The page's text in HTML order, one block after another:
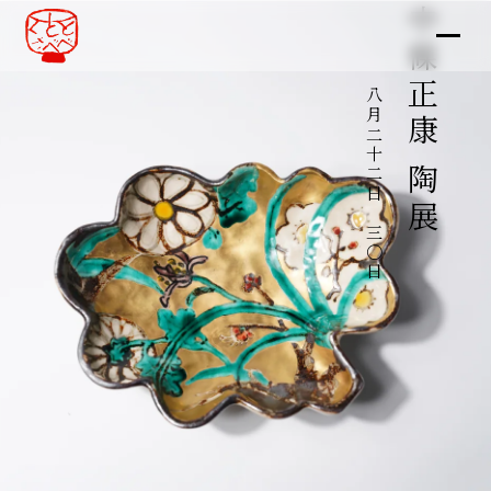
中條正康 陶展
八月二十二日～三〇日